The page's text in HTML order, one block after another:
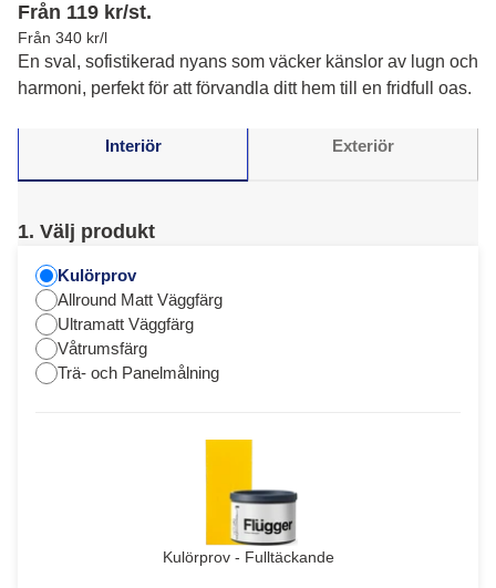
Från 119 kr/st.
Från 340 kr/l
En sval, sofistikerad nyans som väcker känslor av lugn och
harmoni, perfekt för att förvandla ditt hem till en fridfull oas.
Interiör Exteriör
1. Välj produkt
Kulörprov
Allround Matt Väggfärg
Ultramatt Väggfärg
Våtrumsfärg
Trä- och Panelmålning
Kulörprov - Fulltäckande